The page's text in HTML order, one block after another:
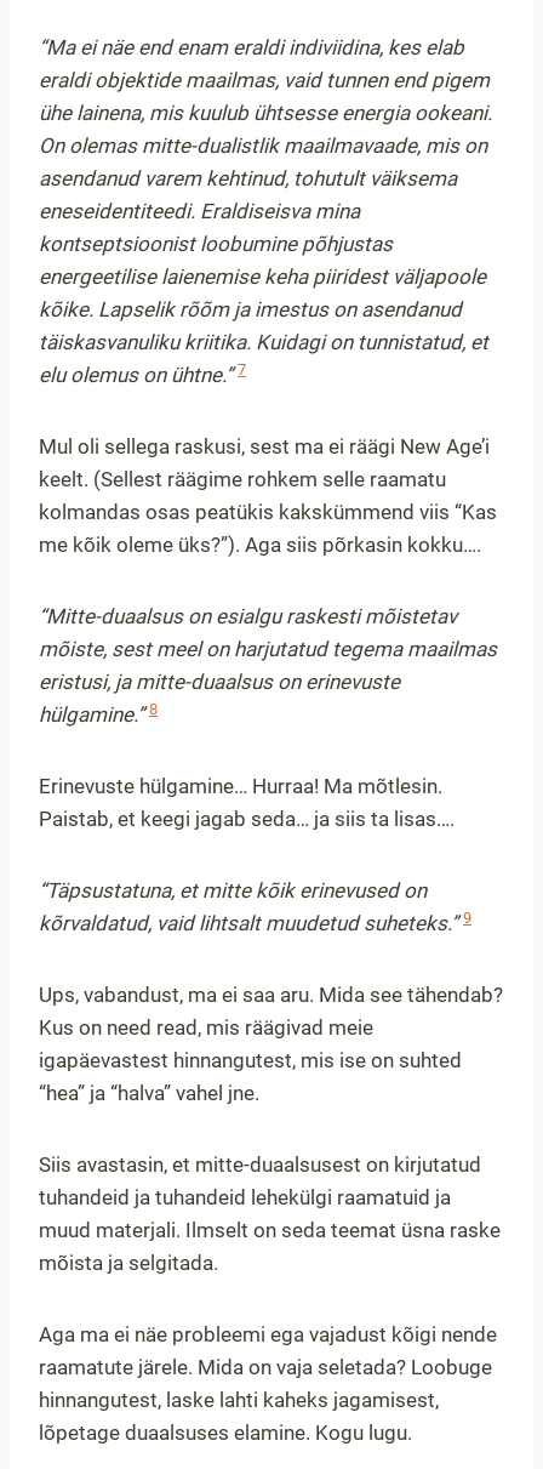
“Ma ei näe end enam eraldi indiviidina, kes elab
eraldi objektide maailmas, vaid tunnen end pigem
ühe lainena, mis kuulub ühtsesse energia ookeani.
On olemas mitte-dualistlik maailmavaade, mis on
asendanud varem kehtinud, tohutult väiksema
eneseidentiteedi. Eraldiseisva mina
kontseptsioonist loobumine põhjustas
energeetilise laienemise keha piiridest väljapoole
kõike. Lapselik rõõm ja imestus on asendanud
täiskasvanuliku kriitika. Kuidagi on tunnistatud, et
elu olemus on ühtne.” 7
Mul oli sellega raskusi, sest ma ei räägi New Age’i
keelt. (Sellest räägime rohkem selle raamatu
kolmandas osas peatükis kakskümmend viis “Kas
me kõik oleme üks?”). Aga siis põrkasin kokku….
“Mitte-duaalsus on esialgu raskesti mõistetav
mõiste, sest meel on harjutatud tegema maailmas
eristusi, ja mitte-duaalsus on erinevuste
hülgamine.” 8
Erinevuste hülgamine… Hurraa! Ma mõtlesin.
Paistab, et keegi jagab seda… ja siis ta lisas….
“Täpsustatuna, et mitte kõik erinevused on
kõrvaldatud, vaid lihtsalt muudetud suheteks.” 9
Ups, vabandust, ma ei saa aru. Mida see tähendab?
Kus on need read, mis räägivad meie
igapäevastest hinnangutest, mis ise on suhted
“hea” ja “halva” vahel jne.
Siis avastasin, et mitte-duaalsusest on kirjutatud
tuhandeid ja tuhandeid lehekülgi raamatuid ja
muud materjali. Ilmselt on seda teemat üsna raske
mõista ja selgitada.
Aga ma ei näe probleemi ega vajadust kõigi nende
raamatute järele. Mida on vaja seletada? Loobuge
hinnangutest, laske lahti kaheks jagamisest,
lõpetage duaalsuses elamine. Kogu lugu.